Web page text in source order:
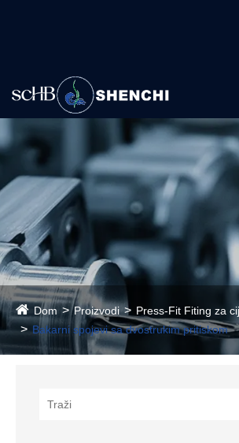
Dom Proizvodi
Press-Fit Fiting za
Bakarni spojevi sa dvostrukim pritiskom